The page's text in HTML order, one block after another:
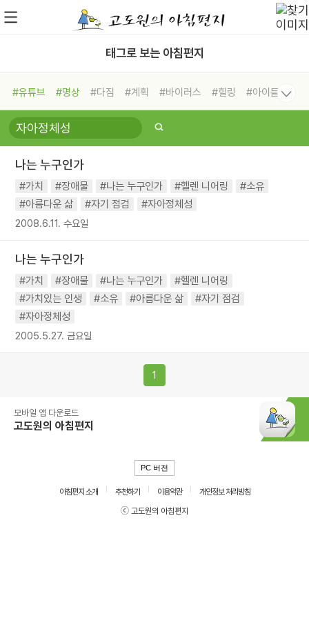
태그로 보는 아침편지
#유튜브 #명상 #다짐 #계획 #바이러스 #힐링
#아이들
#비전캠프
#독서캠프 #삶
#희망
#나눔 #친구 #링컨학교
#독서
#건강 #면역력
나는 누구인가
#가치 #장애물 #나는 누구인가 #헬렌 니어링
#소유
#아름다운 삶
#자기 점검 #자아정체성
2008.6.11. 수요일
나는 누구인가
#가치 #장애물 #나는 누구인가
#헬렌 니어링
#가치있는 인생
#소유 #아름다운 삶
#자기 점검
#자아정체성
2005.5.27. 금요일
1
모바일 앱 다운로드
고도원의 아침편지
PC 버전
아침편지 소개 추천하기 이용약관
개인정보 처리방침
ⓒ 고도원의 아침편지